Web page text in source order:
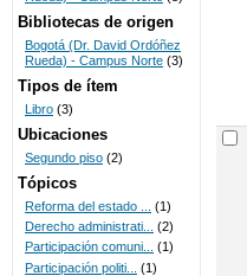
Bibliotecas de origen
Bogotá (Dr. David Ordóñez
Rueda) - Campus Norte (3)
Tipos de ítem
Libro (3)
Ubicaciones
Segundo piso (2)
Tópicos
Reforma del estado ...
(1)
Derecho administrati...
(2)
Participación comuni... (1)
Participación politi...
(1)